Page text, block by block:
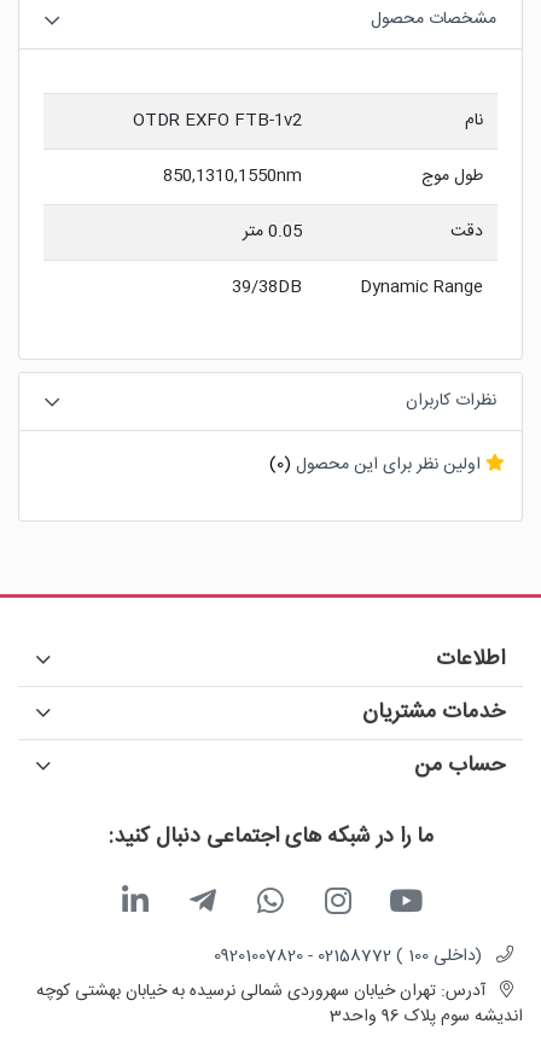
مشخصات محصول
نام
OTDR EXFO FTB-1v2
طول موج
850,1310,1550nm
دقت
0.05 متر
Dynamic Range
39/38DB
نظرات کاربران
اولین نظر برای این محصول (0)
ما را در شبکه های اجتماعی دنبال کنید:
(داخلی 100 ) 02158772 - 09201007820
آدرس: تهران خیابان سهروردی شمالی نرسیده به خیابان بهشتی کوچه
اندیشه سوم پلاک 96 واحد3
اطلاعات
خدمات مشتریان
حساب من